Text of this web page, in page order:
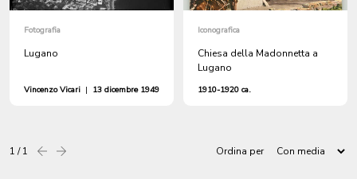
Fotografia
Lugano
Vincenzo Vicari | 13 dicembre 1949
Iconografica
Chiesa della Madonnetta a
Lugano
1910-1920 ca.
1 / 1 Precedentesuccessiva Ordina per